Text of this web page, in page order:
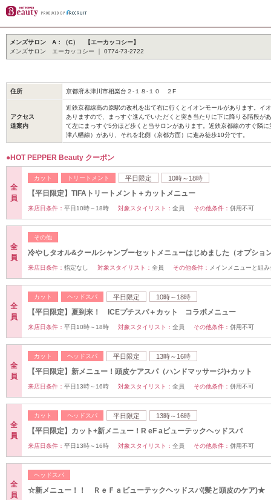
メンズサロン A：（C） 【エーカッコシー】
メンズサロン エーカッコシー ｜ 0774-73-2722
住所 京都府木津川市相楽台２-１８-１０ ２F
アクセス
道案内
近鉄京都線高の原駅の改札を出て右に行くとイオンモールがあります。イ
ありますので、まっすぐ進んでいただくと突き当たりに下に降りる階段が
て左にまっすぐ5分ほど歩くと当サロンがあります。近鉄京都線のすぐ隣
津八幡線）があり、それを北側（京都方面）に進み徒歩10分です。
●HOT PEPPER Beauty クーポン
全
員
カット トリートメント 平日限定 10時～18時
【平日限定】TIFAトリートメント＋カットメニュー
来店日条件： 平日10時～18時 対象スタイリスト： 全員 その他条件： 併用不可
全
員
その他
冷やしタオル&クールシャンプーセットメニューはじめました（オプショ
来店日条件： 指定なし 対象スタイリスト： 全員 その他条件： メインメニューと組
全
員
カット ヘッドスパ 平日限定 10時～18時
【平日限定】夏到来！ ICEプチスパ＋カット コラボメニュー
来店日条件： 平日10時～18時 対象スタイリスト： 全員 その他条件： 併用不可
全
員
カット ヘッドスパ 平日限定 13時～16時
【平日限定】新メニュー！頭皮ケアスパ（ハンドマッサージ)+カット
来店日条件： 平日13時～16時 対象スタイリスト： 全員 その他条件： 併用不可
全
員
カット ヘッドスパ 平日限定 13時～16時
【平日限定】カット+新メニュー！R eF aビューテックヘッドスパ
来店日条件： 平日13時～16時 対象スタイリスト： 全員 その他条件： 併用不可
全
員
ヘッドスパ
☆新メニュー！！ ＲｅＦａビューテックヘッドスパ(髪と頭皮のケア)★